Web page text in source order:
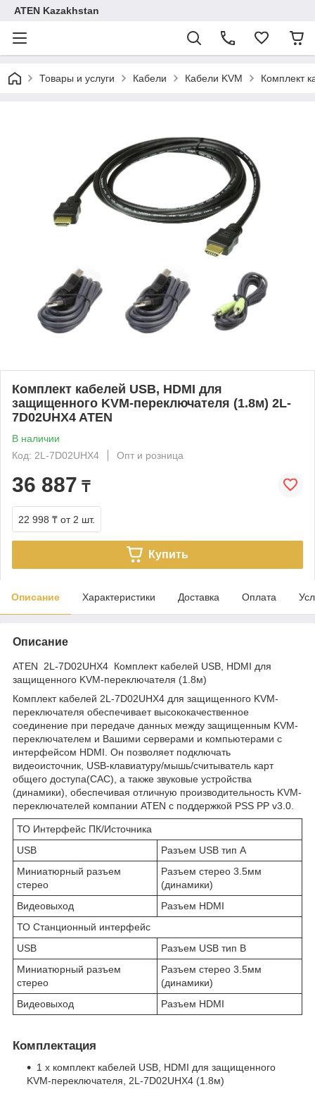
ATEN Kazakhstan
Товары и услуги Кабели Кабели KVM Комплект
Комплект кабелей USB, HDMI для
защищенного KVM-переключателя (1.8м) 2L-
7D02UHX4 ATEN
В наличии
Код: 2L-7D02UHX4
Опт и розница
36 887 ₸
22 998 ₸ от 2 шт.
Купить
Описание Характеристики Доставка Оплата
Описание
ATEN 2L-7D02UHX4 Комплект кабелей USB, HDMI для
защищенного KVM-переключателя (1.8м)
Комплект кабелей 2L-7D02UHX4 для защищенного KVM-
переключателя обеспечивает высококачественное
соединение при передаче данных между защищенным KVM-
переключателем и Вашими серверами и компьютерами с
интерфейсом HDMI. Он позволяет подключать
видеоисточник, USB-клавиатуру/мышь/считыватель карт
общего доступа(CAC), а также звуковые устройства
(динамики), обеспечивая отличную производительность KVM-
переключателей компании ATEN с поддержкой PSS PP v3.0.
ТО Интерфейс ПК/Источника
USB
Разъем USB тип A
Миниатюрный разъем
стерео
Разъем стерео 3.5мм
(динамики)
Видеовыход
Разъем HDMI
ТО Станционный интерфейс
USB
Разъем USB тип В
Миниатюрный разъем
стерео
Разъем стерео 3.5мм
(динамики)
Видеовыход
Разъем HDMI
Комплектация
1 x комплект кабелей USB, HDMI для защищенного
KVM-переключателя, 2L-7D02UHX4 (1.8м)